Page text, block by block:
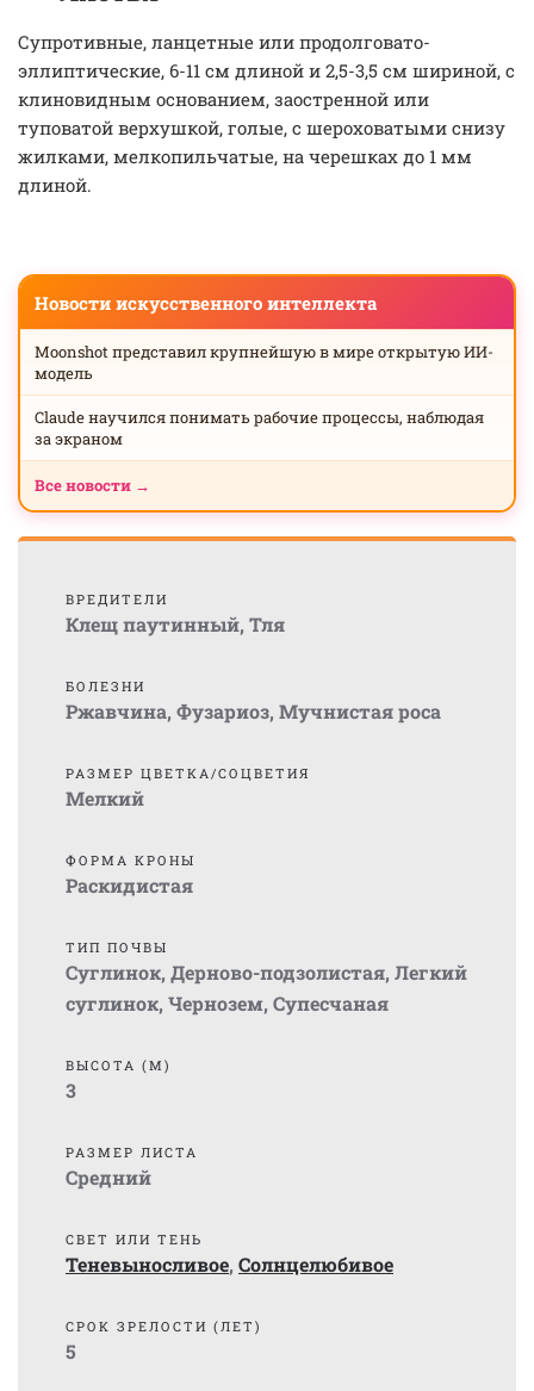
Супротивные, ланцетные или продолговато-
эллиптические, 6-11 см длиной и 2,5-3,5 см шириной, с
клиновидным основанием, заостренной или
туповатой верхушкой, голые, с шероховатыми снизу
жилками, мелкопильчатые, на черешках до 1 мм
длиной.
Новости искусственного интеллекта
Moonshot представил крупнейшую в мире открытую ИИ-
модель
Claude научился понимать рабочие процессы, наблюдая
за экраном
Все новости →
ВРЕДИТЕЛИ
Клещ паутинный, Тля
БОЛЕЗНИ
Ржавчина, Фузариоз, Мучнистая роса
РАЗМЕР ЦВЕТКА/СОЦВЕТИЯ
Мелкий
ФОРМА КРОНЫ
Раскидистая
ТИП ПОЧВЫ
Суглинок, Дерново-подзолистая, Легкий
суглинок, Чернозем, Супесчаная
ВЫСОТА (М)
3
РАЗМЕР ЛИСТА
Средний
СВЕТ ИЛИ ТЕНЬ
Теневыносливое, Солнцелюбивое
СРОК ЗРЕЛОСТИ (ЛЕТ)
5